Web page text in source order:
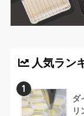
人気ラン
1
ダ
リ